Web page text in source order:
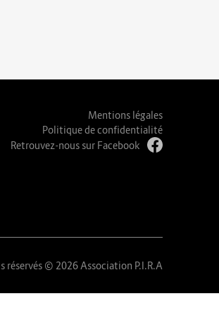
Mentions légales
Politique de confidentialité
Retrouvez-nous sur Facebook
réservés © 2026 Association P.I.R.A